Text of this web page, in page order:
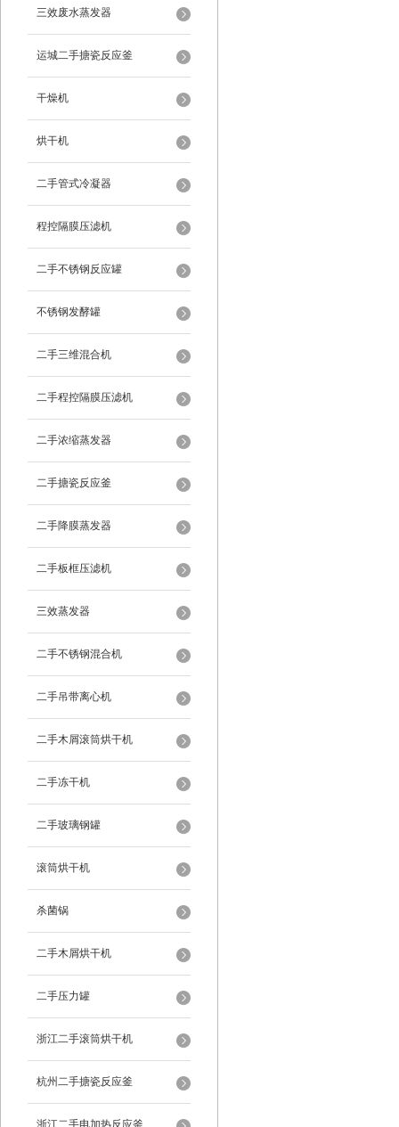
三效废水蒸发器
运城二手搪瓷反应釜
干燥机
烘干机
二手管式冷凝器
程控隔膜压滤机
二手不锈钢反应罐
不锈钢发酵罐
二手三维混合机
二手程控隔膜压滤机
二手浓缩蒸发器
二手搪瓷反应釜
二手降膜蒸发器
二手板框压滤机
三效蒸发器
二手不锈钢混合机
二手吊带离心机
二手木屑滚筒烘干机
二手冻干机
二手玻璃钢罐
滚筒烘干机
杀菌锅
二手木屑烘干机
二手压力罐
浙江二手滚筒烘干机
杭州二手搪瓷反应釜
浙江二手电加热反应釜